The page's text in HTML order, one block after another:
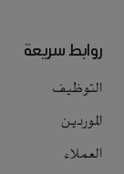
روابط سريعة
التوظيف
الموردين
العملاء